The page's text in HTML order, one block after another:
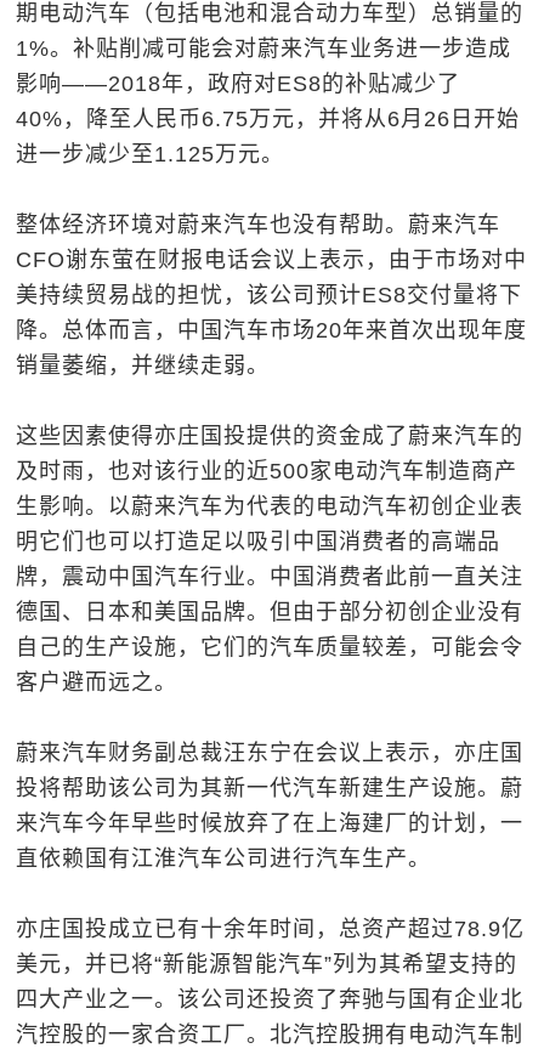
期电动汽车（包括电池和混合动力车型）总销量的
1%。补贴削减可能会对蔚来汽车业务进一步造成
影响——2018年，政府对ES8的补贴减少了
40%，降至人民币6.75万元，并将从6月26日开始
进一步减少至1.125万元。
整体经济环境对蔚来汽车也没有帮助。蔚来汽车
CFO谢东萤在财报电话会议上表示，由于市场对中
美持续贸易战的担忧，该公司预计ES8交付量将下
降。总体而言，中国汽车市场20年来首次出现年度
销量萎缩，并继续走弱。
这些因素使得亦庄国投提供的资金成了蔚来汽车的
及时雨，也对该行业的近500家电动汽车制造商产
生影响。以蔚来汽车为代表的电动汽车初创企业表
明它们也可以打造足以吸引中国消费者的高端品
牌，震动中国汽车行业。中国消费者此前一直关注
德国、日本和美国品牌。但由于部分初创企业没有
自己的生产设施，它们的汽车质量较差，可能会令
客户避而远之。
蔚来汽车财务副总裁汪东宁在会议上表示，亦庄国
投将帮助该公司为其新一代汽车新建生产设施。蔚
来汽车今年早些时候放弃了在上海建厂的计划，一
直依赖国有江淮汽车公司进行汽车生产。
亦庄国投成立已有十余年时间，总资产超过78.9亿
美元，并已将“新能源智能汽车”列为其希望支持的
四大产业之一。该公司还投资了奔驰与国有企业北
汽控股的一家合资工厂。北汽控股拥有电动汽车制